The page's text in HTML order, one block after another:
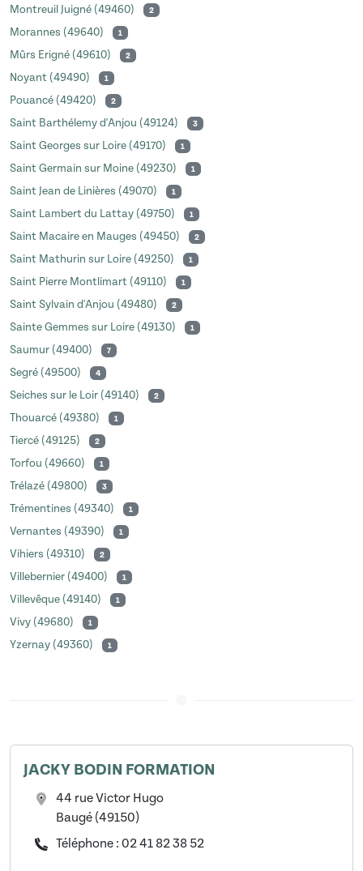
Montreuil Juigné (49460) 2
Morannes (49640) 1
Mûrs Erigné (49610) 2
Noyant (49490) 1
Pouancé (49420) 2
Saint Barthélemy d'Anjou (49124) 3
Saint Georges sur Loire (49170) 1
Saint Germain sur Moine (49230) 1
Saint Jean de Linières (49070) 1
Saint Lambert du Lattay (49750) 1
Saint Macaire en Mauges (49450) 2
Saint Mathurin sur Loire (49250) 1
Saint Pierre Montlimart (49110) 1
Saint Sylvain d'Anjou (49480) 2
Sainte Gemmes sur Loire (49130) 1
Saumur (49400) 7
Segré (49500) 4
Seiches sur le Loir (49140) 2
Thouarcé (49380) 1
Tiercé (49125) 2
Torfou (49660) 1
Trélazé (49800) 3
Trémentines (49340) 1
Vernantes (49390) 1
Vihiers (49310) 2
Villebernier (49400) 1
Villevêque (49140) 1
Vivy (49680) 1
Yzernay (49360) 1
JACKY BODIN FORMATION
44 rue Victor Hugo
Baugé (49150)
Téléphone : 02 41 82 38 52